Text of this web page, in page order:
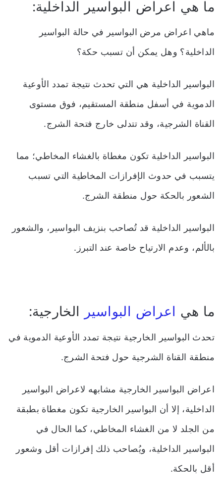
ما هي اعراض البواسير الداخلية:
ماهي اعراض مرض البواسير في حالة البواسير
الداخلية؟ وهل يمكن أن تسبب حكة؟
البواسير الداخلية هي التي تحدث نتيجة تمدد الأوعية
الدموية في أسفل منطقة المستقيم، فوق مستوى
القناة الشرجية، وقد تتدلى خارج فتحة الشرج.
البواسير الداخلية تكون مغطاة بالغشاء المخاطي؛ مما
يتسبب في حدوث الإفرازات المخاطية التي تسبب
الشعور بالحكة حول منطقة الشرج.
البواسير الداخلية قد تُصاحب بنزيف البواسير، والشعور
بالألم، وعدم الارتياح خاصة عند التبرز.
ما هي اعراض البواسير الخارجية:
تحدث البواسير الخارجية نتيجة تمدد الأوعية الدموية في
منطقة القناة الشرجية حول فتحة الشرج.
اعراض البواسير الخارجية مشابهه لاعراض البواسير
الداخلية، إلا أن البواسير الخارجية تكون مغطاة بطبقة
من الجلد لا من الغشاء المخاطي، كما الحال في
البواسير الداخلية، ويُصاحب ذلك إفرازات أقل وشعور
أقل بالحكة.